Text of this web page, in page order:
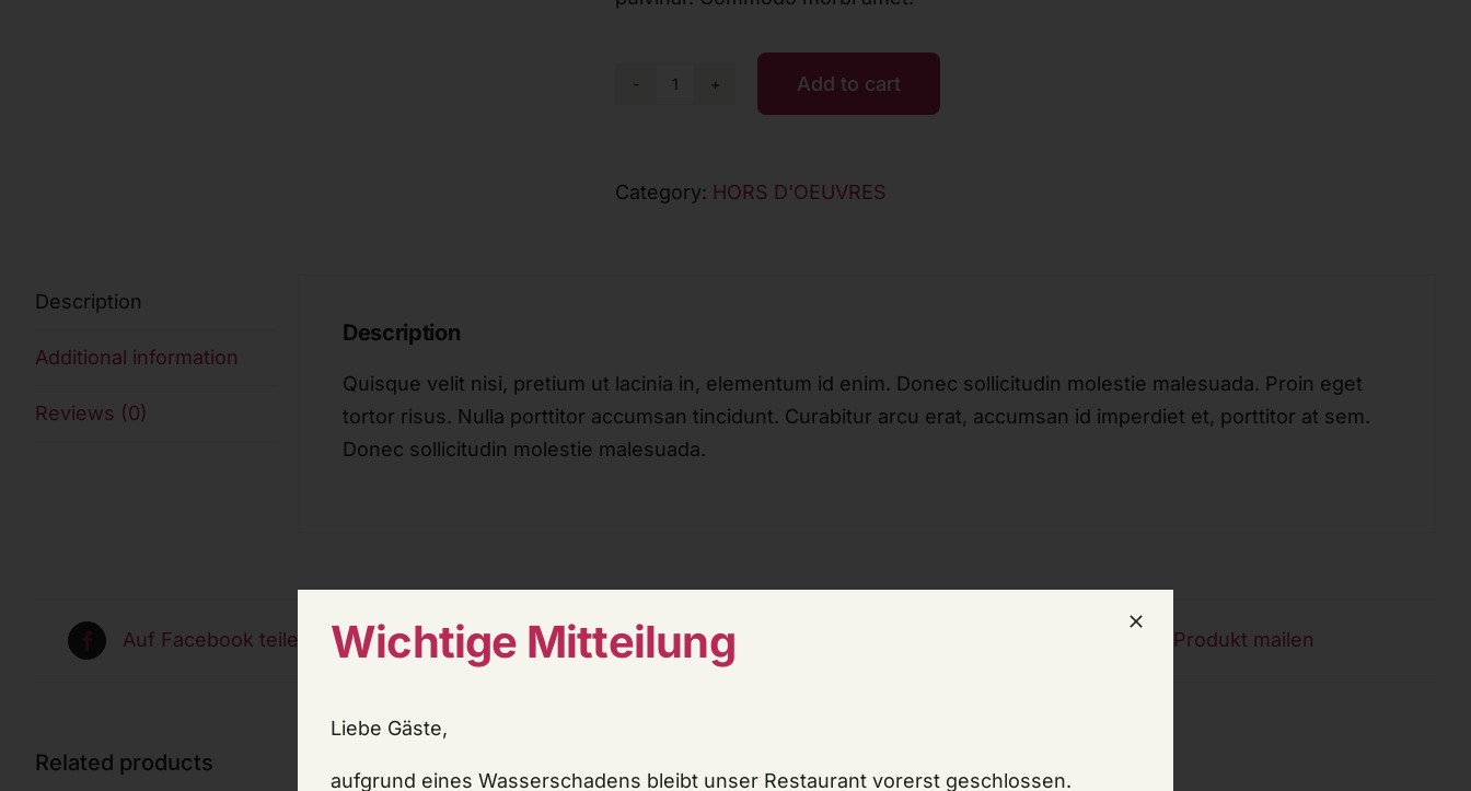
quantity
Add to cart
Category: HORS D'OEUVRES
Description
Additional information
Reviews (0)
Description
Quisque velit nisi, pretium ut lacinia in, elementum id enim. Donec sollicitudin molestie malesuada. Proin eget
tortor risus. Nulla porttitor accumsan tincidunt. Curabitur arcu erat, accumsan id imperdiet et, porttitor at sem.
Donec sollicitudin molestie malesuada.
Auf Facebook teilen Produkt twittern Produkt mailen
Related products
Wichtige Mitteilung
Liebe Gäste,
aufgrund eines Wasserschadens bleibt unser Restaurant vorerst geschlossen.